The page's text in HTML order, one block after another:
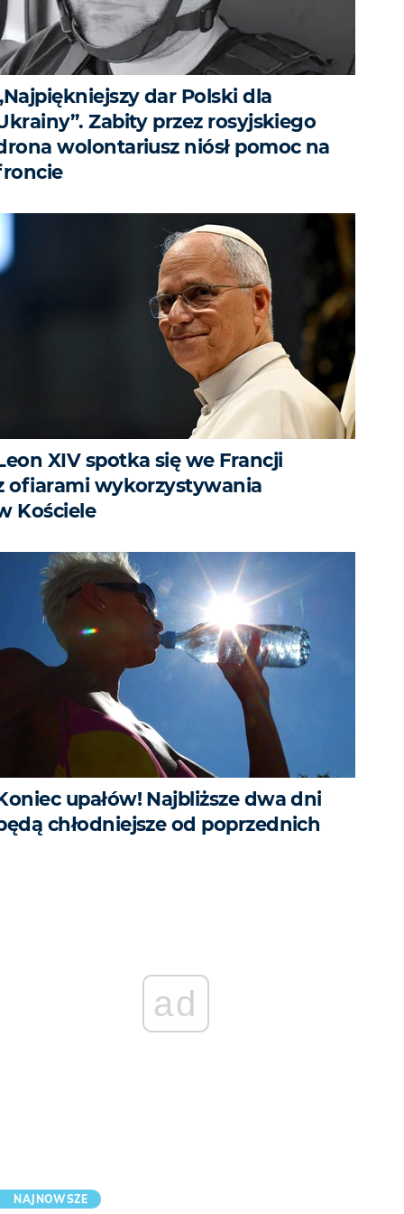
dar Polski dla
Zabity przez rosyjskiego
wolontariusz niósł pomoc na
XIV spotka się we Francji
ofiarami wykorzystywania
Kościele
upałów! Najbliższe dwa dni
chłodniejsze od poprzednich
ad
NAJNOWSZE